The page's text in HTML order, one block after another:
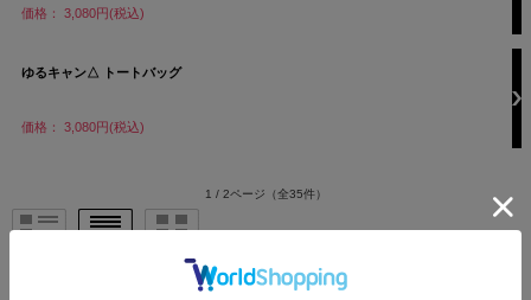
価格： 3,080円(税込)
ゆるキャン△ トートバッグ
価格： 3,080円(税込)
1 / 2ページ （全35件）
1 2 次へ